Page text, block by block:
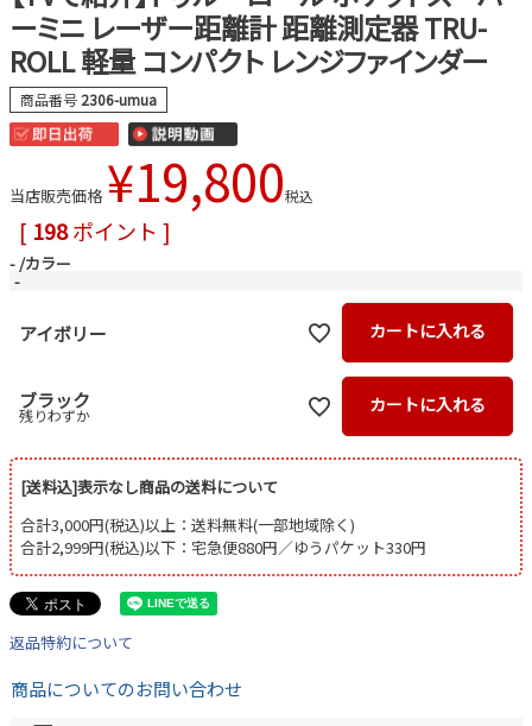
ーミニ レーザー距離計 距離測定器 TRU-
ROLL 軽量 コンパクト レンジファインダー
商品番号 2306-umua
当店販売価格 ¥19,800税込
[ 198ポイント ]
- カラー
-
アイボリー カートに入れる
ブラック
残りわずか カートに入れる
[送料込]表示なし商品の送料について
合計3,000円(税込)以上：送料無料(一部地域除く)
合計2,999円(税込)以下：宅急便880円／ゆうパケット330円
返品特約について
商品についてのお問い合わせ